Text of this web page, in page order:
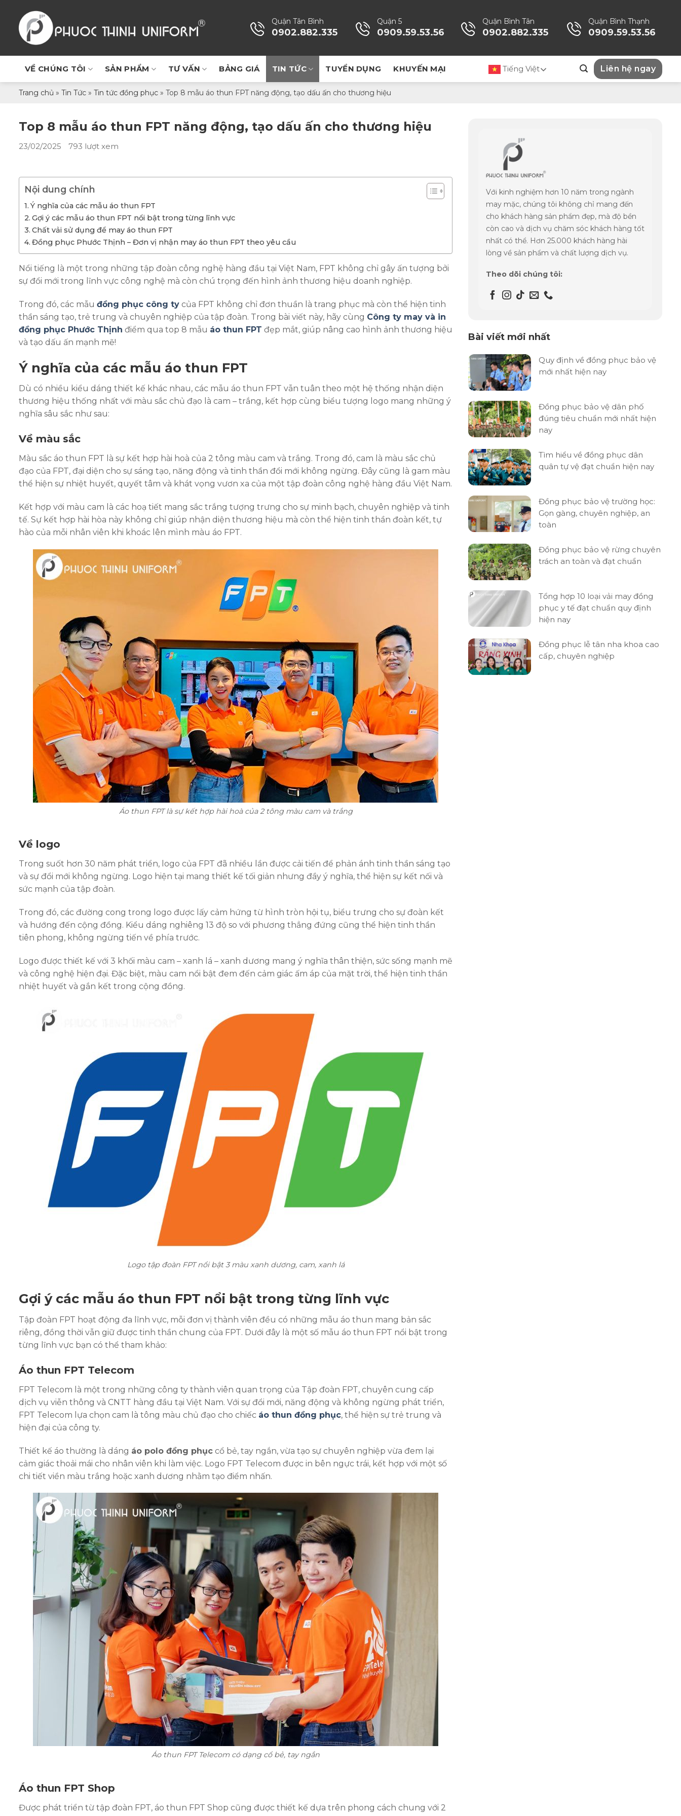
Quận Tân Bình
0902.882.335
Quận 5
0909.59.53.56
Quận Bình Tân
0902.882.335
Quận Bình Thạnh
0909.59.53.56
VỀ CHÚNG TÔI SẢN PHẨM TƯ VẤN BẢNG GIÁ TIN TỨC TUYỂN DỤNG KHUYẾN MẠI Tiếng Việt Liên hệ ngay
Trang chủ » Tin Tức » Tin tức đồng phục » Top 8 mẫu áo thun FPT năng động, tạo dấu ấn cho thương hiệu
Top 8 mẫu áo thun FPT năng động, tạo dấu ấn cho thương hiệu
23/02/2025 793 lượt xem
Nội dung chính
Ý nghĩa của các mẫu áo thun FPT
Gợi ý các mẫu áo thun FPT nổi bật trong từng lĩnh vực
Chất vải sử dụng để may áo thun FPT
Đồng phục Phước Thịnh – Đơn vị nhận may áo thun FPT theo yêu cầu
Nổi tiếng là một trong những tập đoàn công nghệ hàng đầu tại Việt Nam, FPT không chỉ gây ấn tượng bởi
sự đổi mới trong lĩnh vực công nghệ mà còn chú trọng đến hình ảnh thương hiệu doanh nghiệp.
Trong đó, các mẫu đồng phục công ty của FPT không chỉ đơn thuần là trang phục mà còn thể hiện tinh
thần sáng tạo, trẻ trung và chuyên nghiệp của tập đoàn. Trong bài viết này, hãy cùng Công ty may và in
đồng phục Phước Thịnh điểm qua top 8 mẫu áo thun FPT đẹp mắt, giúp nâng cao hình ảnh thương hiệu
và tạo dấu ấn mạnh mẽ!
Ý nghĩa của các mẫu áo thun FPT
Dù có nhiều kiểu dáng thiết kế khác nhau, các mẫu áo thun FPT vẫn tuân theo một hệ thống nhận diện
thương hiệu thống nhất với màu sắc chủ đạo là cam – trắng, kết hợp cùng biểu tượng logo mang những ý
nghĩa sâu sắc như sau:
Về màu sắc
Màu sắc áo thun FPT là sự kết hợp hài hoà của 2 tông màu cam và trắng. Trong đó, cam là màu sắc chủ
đạo của FPT, đại diện cho sự sáng tạo, năng động và tinh thần đổi mới không ngừng. Đây cũng là gam màu
thể hiện sự nhiệt huyết, quyết tâm và khát vọng vươn xa của một tập đoàn công nghệ hàng đầu Việt Nam.
Kết hợp với màu cam là các hoạ tiết mang sắc trắng tượng trưng cho sự minh bạch, chuyên nghiệp và tinh
tế. Sự kết hợp hài hòa này không chỉ giúp nhận diện thương hiệu mà còn thể hiện tinh thần đoàn kết, tự
hào của mỗi nhân viên khi khoác lên mình màu áo FPT.
Áo thun FPT là sự kết hợp hài hoà của 2 tông màu cam và trắng
Về logo
Trong suốt hơn 30 năm phát triển, logo của FPT đã nhiều lần được cải tiến để phản ánh tinh thần sáng tạo
và sự đổi mới không ngừng. Logo hiện tại mang thiết kế tối giản nhưng đầy ý nghĩa, thể hiện sự kết nối và
sức mạnh của tập đoàn.
Trong đó, các đường cong trong logo được lấy cảm hứng từ hình tròn hội tụ, biểu trưng cho sự đoàn kết
và hướng đến cộng đồng. Kiểu dáng nghiêng 13 độ so với phương thẳng đứng cũng thể hiện tinh thần
tiên phong, không ngừng tiến về phía trước.
Logo được thiết kế với 3 khối màu cam – xanh lá – xanh dương mang ý nghĩa thân thiện, sức sống mạnh mẽ
và công nghệ hiện đại. Đặc biệt, màu cam nổi bật đem đến cảm giác ấm áp của mặt trời, thể hiện tinh thần
nhiệt huyết và gắn kết trong cộng đồng.
Logo tập đoàn FPT nổi bật 3 màu xanh dương, cam, xanh lá
Gợi ý các mẫu áo thun FPT nổi bật trong từng lĩnh vực
Tập đoàn FPT hoạt động đa lĩnh vực, mỗi đơn vị thành viên đều có những mẫu áo thun mang bản sắc
riêng, đồng thời vẫn giữ được tinh thần chung của FPT. Dưới đây là một số mẫu áo thun FPT nổi bật trong
từng lĩnh vực bạn có thể tham khảo:
Áo thun FPT Telecom
FPT Telecom là một trong những công ty thành viên quan trọng của Tập đoàn FPT, chuyên cung cấp
dịch vụ viễn thông và CNTT hàng đầu tại Việt Nam. Với sự đổi mới, năng động và không ngừng phát triển,
FPT Telecom lựa chọn cam là tông màu chủ đạo cho chiếc áo thun đồng phục, thể hiện sự trẻ trung và
hiện đại của công ty.
Thiết kế áo thường là dáng áo polo đồng phục cổ bẻ, tay ngắn, vừa tạo sự chuyên nghiệp vừa đem lại
cảm giác thoải mái cho nhân viên khi làm việc. Logo FPT Telecom được in bên ngực trái, kết hợp với một số
chi tiết viền màu trắng hoặc xanh dương nhằm tạo điểm nhấn.
Áo thun FPT Telecom có dạng cổ bẻ, tay ngắn
Áo thun FPT Shop
Được phát triển từ tập đoàn FPT, áo thun FPT Shop cũng được thiết kế dựa trên phong cách chung với 2
Với kinh nghiệm hơn 10 năm trong ngành
may mặc, chúng tôi không chỉ mang đến
cho khách hàng sản phẩm đẹp, mà độ bền
còn cao và dịch vụ chăm sóc khách hàng tốt
nhất có thể. Hơn 25.000 khách hàng hài
lòng về sản phẩm và chất lượng dịch vụ.
Theo dõi chúng tôi:
Bài viết mới nhất
Quy định về đồng phục bảo vệ
mới nhất hiện nay
Đồng phục bảo vệ dân phố
đúng tiêu chuẩn mới nhất hiện
nay
Tìm hiểu về đồng phục dân
quân tự vệ đạt chuẩn hiện nay
Đồng phục bảo vệ trường học:
Gọn gàng, chuyên nghiệp, an
toàn
Đồng phục bảo vệ rừng chuyên
trách an toàn và đạt chuẩn
Tổng hợp 10 loại vải may đồng
phục y tế đạt chuẩn quy định
hiện nay
Đồng phục lễ tân nha khoa cao
cấp, chuyên nghiệp